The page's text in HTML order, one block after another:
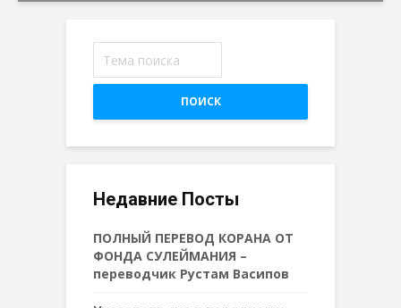
ПОИСК
Недавние Посты
ПОЛНЫЙ ПЕРЕВОД КОРАНА ОТ
ФОНДА СУЛЕЙМАНИЯ –
переводчик Рустам Васипов